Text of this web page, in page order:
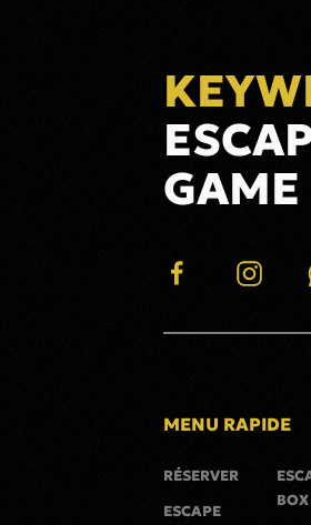
GAME
MENU RAPIDE
RÉSERVER
ESCAPE
BOX